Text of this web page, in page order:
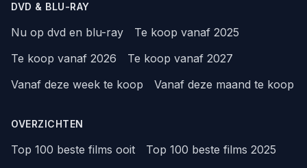
DVD & BLU-RAY
Nu op dvd en blu-ray
Te koop vanaf 2025
Te koop vanaf 2026
Te koop vanaf 2027
Vanaf deze week te koop
Vanaf deze maand te koop
OVERZICHTEN
Top 100 beste films ooit
Top 100 beste films 2025